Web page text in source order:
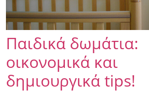
Παιδικά δωμάτια:
οικονομικά και
δημιουργικά tips!